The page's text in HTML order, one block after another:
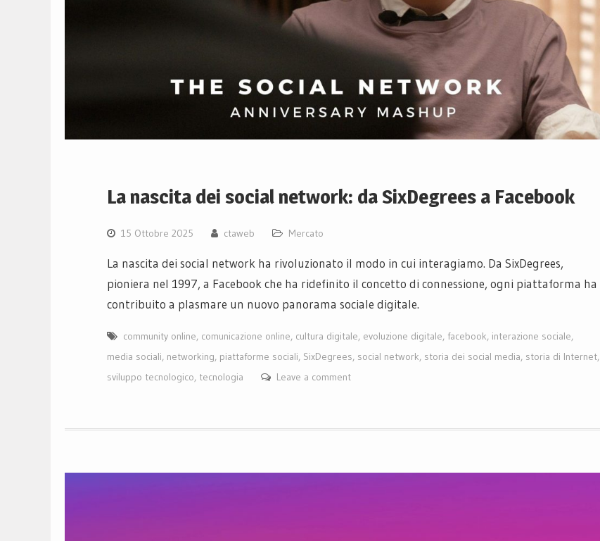
La nascita dei social network: da SixDegrees a Facebook
15 Ottobre 2025 ctaweb Mercato
La nascita dei social network ha rivoluzionato il modo in cui interagiamo. Da SixDegrees,
pioniera nel 1997, a Facebook che ha ridefinito il concetto di connessione, ogni piattaforma ha
contribuito a plasmare un nuovo panorama sociale digitale.
community online, comunicazione online, cultura digitale, evoluzione digitale, facebook, interazione sociale,
media sociali, networking, piattaforme sociali, SixDegrees, social network, storia dei social media, storia di Internet,
sviluppo tecnologico, tecnologia Leave a comment